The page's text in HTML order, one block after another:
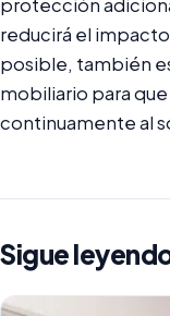
protección
reducirá el
posible, también
mobiliario para
continuamente al
Sigue